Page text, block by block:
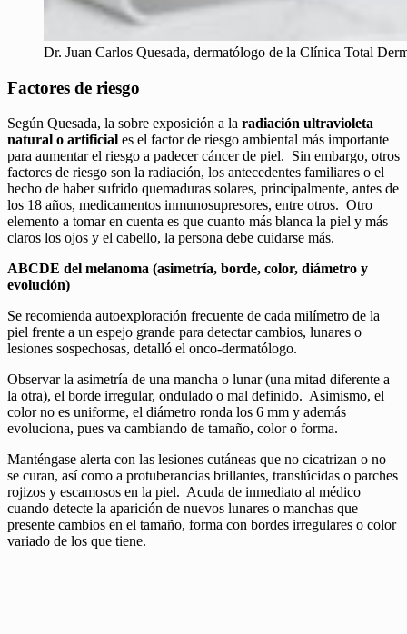
Dr. Juan Carlos Quesada, dermatólogo de la Clínica Total
Factores de riesgo
Según Quesada, la sobre exposición a la radiación ultravioleta
natural o artificial es el factor de riesgo ambiental más importante
para aumentar el riesgo a padecer cáncer de piel. Sin embargo, otros
factores de riesgo son la radiación, los antecedentes familiares o el
hecho de haber sufrido quemaduras solares, principalmente, antes de
los 18 años, medicamentos inmunosupresores, entre otros. Otro
elemento a tomar en cuenta es que cuanto más blanca la piel y más
claros los ojos y el cabello, la persona debe cuidarse más.
ABCDE del melanoma (asimetría, borde, color, diámetro y
evolución)
Se recomienda autoexploración frecuente de cada milímetro de la
piel frente a un espejo grande para detectar cambios, lunares o
lesiones sospechosas, detalló el onco-dermatólogo.
Observar la asimetría de una mancha o lunar (una mitad diferente a
la otra), el borde irregular, ondulado o mal definido. Asimismo, el
color no es uniforme, el diámetro ronda los 6 mm y además
evoluciona, pues va cambiando de tamaño, color o forma.
Manténgase alerta con las lesiones cutáneas que no cicatrizan o no
se curan, así como a protuberancias brillantes, translúcidas o parches
rojizos y escamosos en la piel. Acuda de inmediato al médico
cuando detecte la aparición de nuevos lunares o manchas que
presente cambios en el tamaño, forma con bordes irregulares o color
variado de los que tiene.